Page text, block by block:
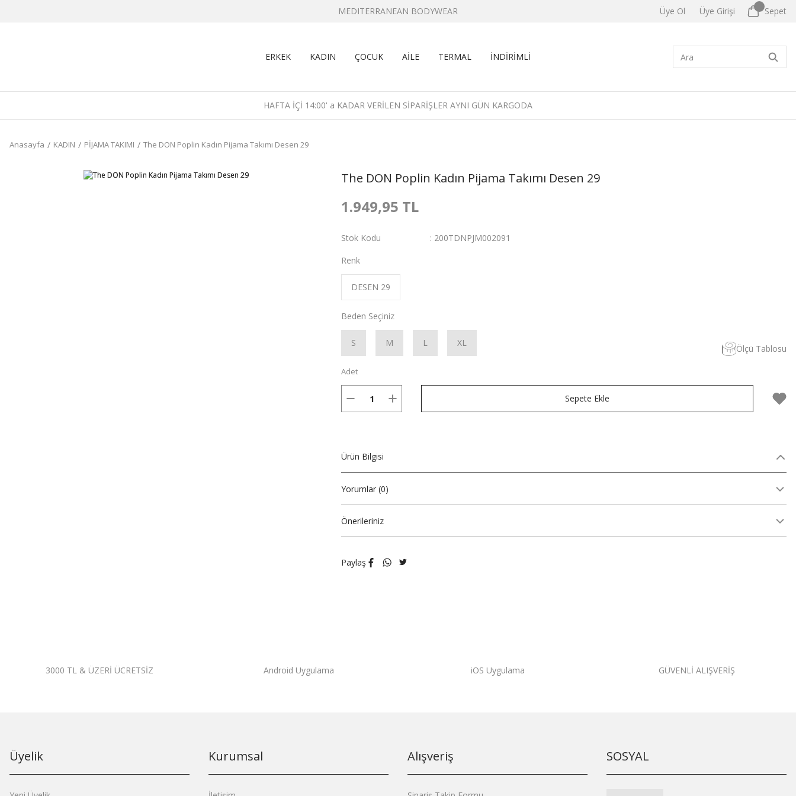
MEDITERRANEAN BODYWEAR Üye Ol Üye Girişi Sepet
ERKEK KADIN ÇOCUK AİLE TERMAL İNDİRİMLİ
HAFTA İÇİ 14:00' a KADAR VERİLEN SİPARİŞLER AYNI GÜN KARGODA
Anasayfa KADIN PİJAMA TAKIMI The DON Poplin Kadın Pijama Takımı Desen 29
The DON Poplin Kadın Pijama Takımı Desen 29
1.949,95 TL
Stok Kodu
200TDNPJM002091
Renk
DESEN 29
Beden Seçiniz
S M L XL
Ölçü Tablosu
Adet
Sepete Ekle
Ürün Bilgisi
Yorumlar (0)
Önerileriniz
Paylaş
3000 TL & ÜZERİ ÜCRETSİZ Android Uygulama iOS Uygulama GÜVENLİ ALIŞVERİŞ
Üyelik Kurumsal Alışveriş SOSYAL